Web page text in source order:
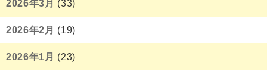
2026年3月 (33)
2026年2月 (19)
2026年1月 (23)